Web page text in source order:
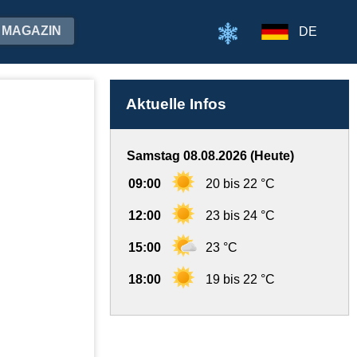
MAGAZIN DE
Aktuelle Infos
Samstag 08.08.2026 (Heute)
09:00 20 bis 22 °C
12:00 23 bis 24 °C
15:00 23 °C
18:00 19 bis 22 °C